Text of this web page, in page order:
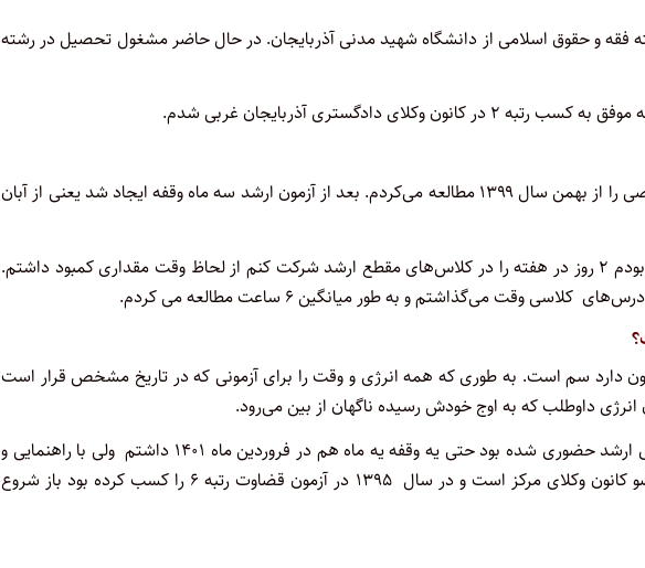
۱۳۷۰ فارغ التحصیل رشته فقه و حقوق اسلامی از دانشگاه شهید مدنی آذربایجان. در حال حاضر مشغول تحصیل در رشته
دادگستری آذربایجان غربی شدم.
برای آزمون کارشناسی ارشد ۱۴۰۰ منابع حقوق خصوصی را از بهمن سال ۱۳۹۹ مطالعه می‌کردم. بعد از آزمون ارشد سه ماه وقفه ایجاد شد یعنی از آبان
در این مدت شاغل نبودم ولی به دلیل اینکه مجبور بودم ۲ روز در هفته را در کلاس‌های مقطع ارشد شرکت کنم از لحاظ وقت مقداری کمبود داشتم.
وقت می‌گذاشتم و به طور میانگین ۶ ساعت مطالعه می کردم.
دارد سم است. به طوری که همه انرژی و وقت را برای آزمونی که در تاریخ مشخص قرار است
داوطلب که به اوج خودش رسیده ناگهان از بین می‌رود.
برای بنده این دوران تعویق سخت بود چون کلاسهای ارشد حضوری شده بود حتی یه وقفه یه ماه هم در فروردین ماه ۱۴۰۱ داشتم ولی با راهنمایی و
کمک‌های دوستم امید فروغ دوست که در حال عضو کانون وکلای مرکز است و در سال ۱۳۹۵ در آزمون قضاوت رتبه ۶ را کسب کرده بود باز شروع